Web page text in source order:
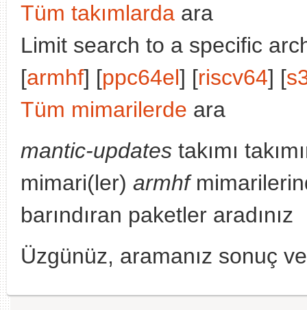
Tüm takımlarda ara
Limit search to a specific
[armhf] [ppc64el] [riscv64] [
Tüm mimarilerde ara
mantic-updates takımı
mimari(ler) armhf
barındıran paketler aradınız
Üzgünüz, aramanız sonuç